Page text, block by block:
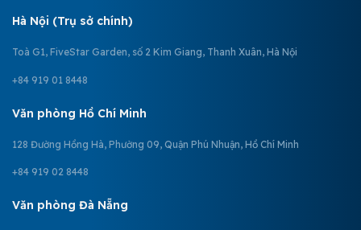
Hà Nội (Trụ sở chính)
Toà G1, FiveStar Garden, số 2 Kim Giang, Thanh Xuân, Hà Nội
+84 919 01 8448
Văn phòng Hồ Chí Minh
128 Đường Hồng Hà, Phường 09, Quận Phú Nhuận, Hồ Chí Minh
+84 919 02 8448
Văn phòng Đà Nẵng